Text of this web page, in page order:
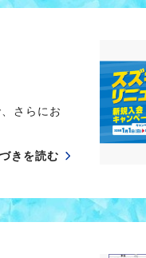
さらにお
きを読む